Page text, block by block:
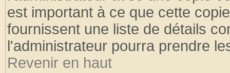
est important à ce que cette
fournissent une liste de détails
l'administrateur pourra prendre
Revenir en haut